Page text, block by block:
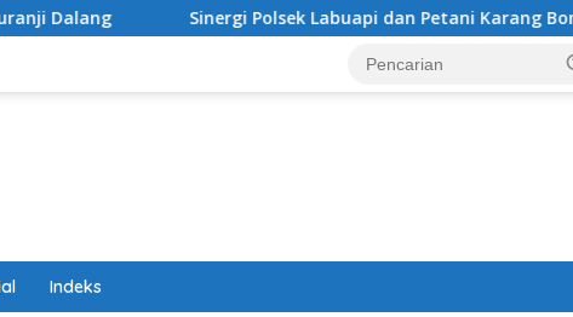
Sinergi Polsek Labuapi dan Petani Karang Bongkot Memperkuat
Indeks